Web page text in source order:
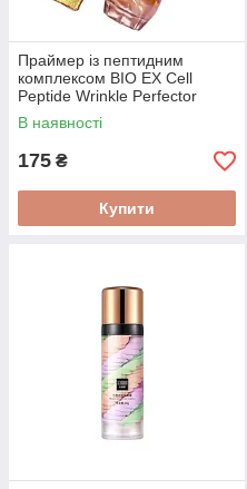
Праймер із пептидним
комплексом BIO EX Cell
Peptide Wrinkle Perfector
Primer Professional Base 45
ml
В наявності
175 ₴
Купити